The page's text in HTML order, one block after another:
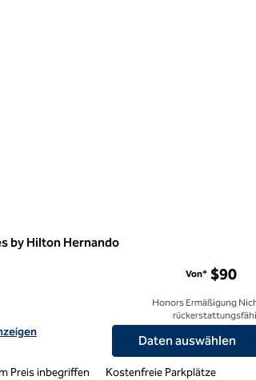
by Hilton Hernando
Home2 Suites by Hilton Hernando anzeigen
Von* $90
Honors Ermäßigung
Daten auswählen
Preis inbegriffen
Kostenfreie Parkplätze